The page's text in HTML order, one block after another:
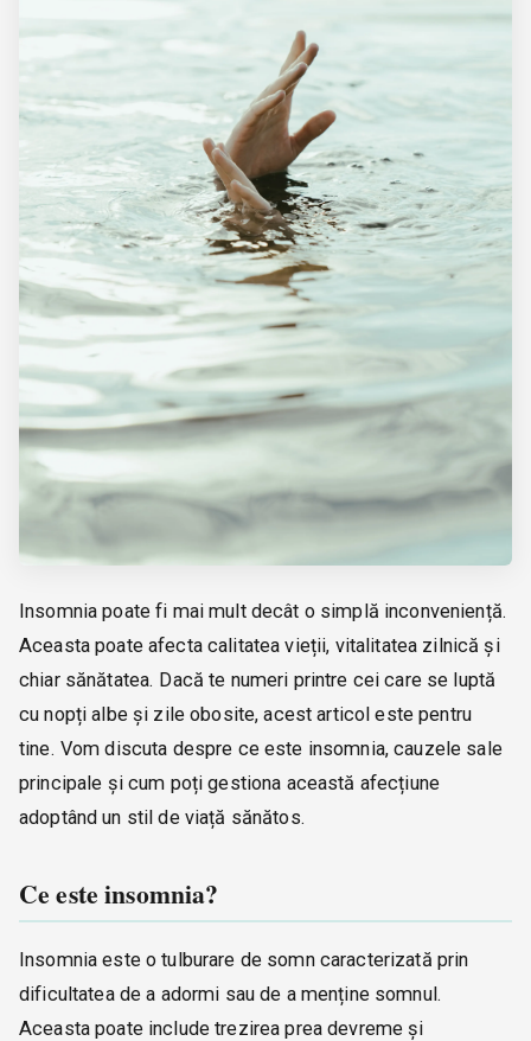
Insomnia poate fi mai mult decât o simplă inconveniență.
Aceasta poate afecta calitatea vieții, vitalitatea zilnică și
chiar sănătatea. Dacă te numeri printre cei care se luptă
cu nopți albe și zile obosite, acest articol este pentru
tine. Vom discuta despre ce este insomnia, cauzele sale
principale și cum poți gestiona această afecțiune
adoptând un stil de viață sănătos.
Ce este insomnia?
Insomnia este o tulburare de somn caracterizată prin
dificultatea de a adormi sau de a menține somnul.
Aceasta poate include trezirea prea devreme și